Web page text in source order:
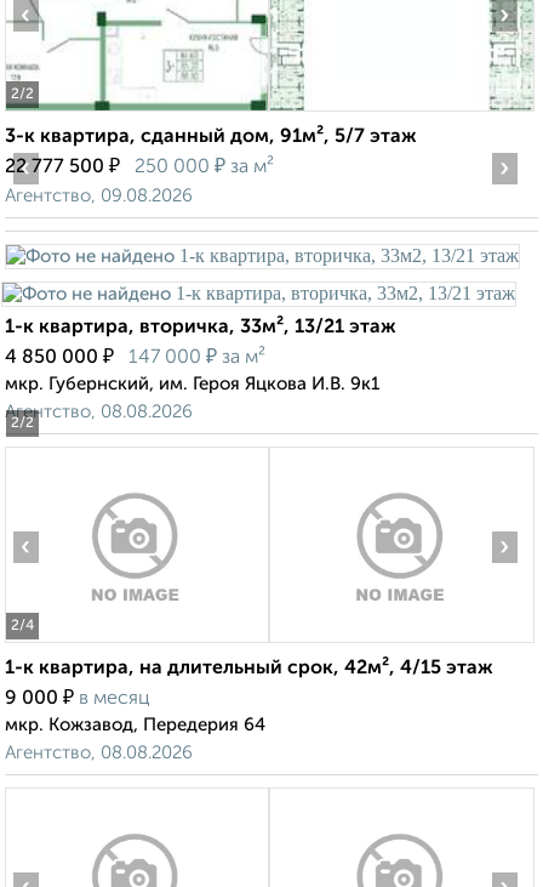
2/2
‹ ›
3-к квартира, сданный дом, 91м², 5/7 этаж
22 777 500 ₽ 250 000 ₽ за м²
Агентство, 09.08.2026
2/2
‹ ›
1-к квартира, вторичка, 33м², 13/21 этаж
4 850 000 ₽ 147 000 ₽ за м²
мкр. Губернский, им. Героя Яцкова И.В. 9к1
Агентство, 08.08.2026
2/4
‹ ›
1-к квартира, на длительный срок, 42м², 4/15 этаж
9 000 ₽ в месяц
мкр. Кожзавод, Передерия 64
Агентство, 08.08.2026